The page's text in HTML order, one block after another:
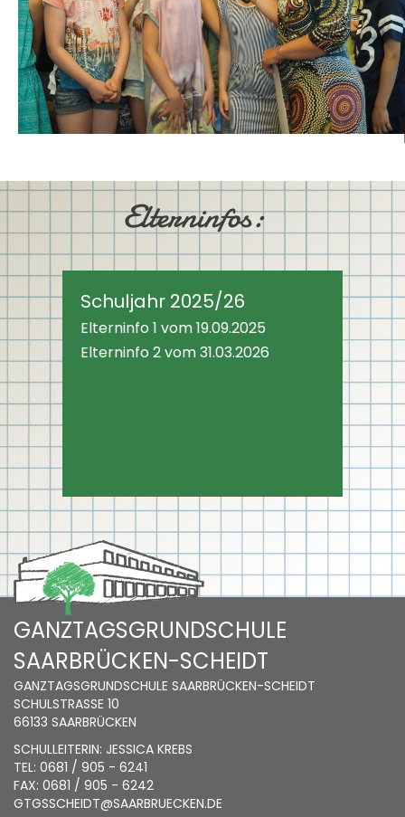
Elterninfos:
Schuljahr 2025/26
Elterninfo 1 vom 19.09.2025
Elterninfo 2 vom 31.03.2026
GANZTAGSGRUNDSCHULE
SAARBRÜCKEN-SCHEIDT
GANZTAGSGRUNDSCHULE SAARBRÜCKEN-SCHEIDT
SCHULSTRASSE 10
66133 SAARBRÜCKEN
SCHULLEITERIN: JESSICA KREBS
TEL: 0681 / 905 - 6241
FAX: 0681 / 905 - 6242
GTGSSCHEIDT@SAARBRUECKEN.DE